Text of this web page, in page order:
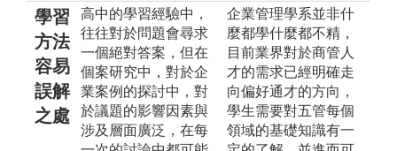
學習
方法
容易
誤解
之處
高中的學習經驗中，
往往對於問題會尋求
一個絕對答案，但在
個案研究中，對於企
業案例的探討中，對
於議題的影響因素與
涉及層面廣泛，在每
企業管理學系並非什
麼都學什麼都不精，
目前業界對於商管人
才的需求已經明確走
向偏好通才的方向，
學生需要對五管每個
領域的基礎知識有一